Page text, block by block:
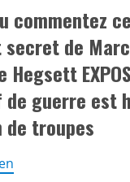
commentez
de
de guerre est
de troupes